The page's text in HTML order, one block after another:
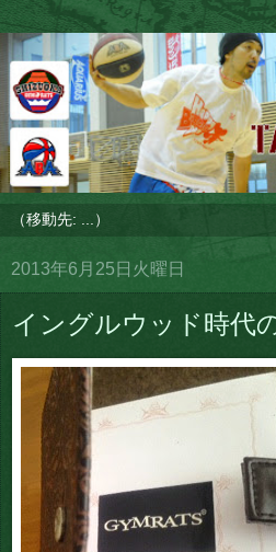
2013年6月25日火曜日
イングルウッド時代